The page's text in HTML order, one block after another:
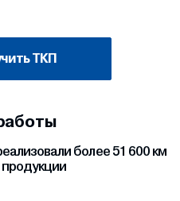
ТКП
более 51 600 км